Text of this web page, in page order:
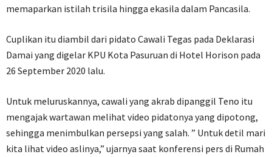
memaparkan istilah trisila hingga ekasila dalam Pancasila.
Cuplikan itu diambil dari pidato Cawali Tegas pada Deklarasi
Damai yang digelar KPU Kota Pasuruan di Hotel Horison pada
26 September 2020 lalu.
Untuk meluruskannya, cawali yang akrab dipanggil Teno itu
mengajak wartawan melihat video pidatonya yang dipotong,
sehingga menimbulkan persepsi yang salah. ” Untuk detil mari
kita lihat video aslinya,” ujarnya saat konferensi pers di Rumah